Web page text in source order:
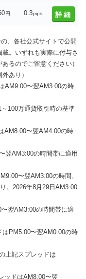
円 0.3pips 詳細
、各社公式サイトで公開
。いずれも実際に付与さ
るのでご留意ください）
あり）
AM9:00〜翌AM3:00の時
100万通貨取引時の基準
AM8:00〜翌AM4:00の時
翌AM3:00の時間帯に適用
〜翌AM3:00の時間、
。2026年8月29日AM3:00
翌AM3:00の時間帯に適
はPM5:00〜翌AM0:00の時
上記スプレッドは
ッドはAM8:00〜翌